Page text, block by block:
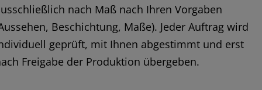
nach Maß nach Ihren Vorgaben
Beschichtung, Maße). Jeder Auftrag wird
geprüft, mit Ihnen abgestimmt und erst
Freigabe der Produktion übergeben.